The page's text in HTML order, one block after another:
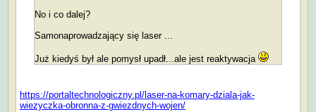
No i co dalej?
Samonaprowadzający się laser ...
Już kiedyś był ale pomysł upadł...ale jest reaktywacja
https://portaltechnologiczny.pl/laser-na-komary-dziala-jak-
wiezyczka-obronna-z-gwiezdnych-wojen/